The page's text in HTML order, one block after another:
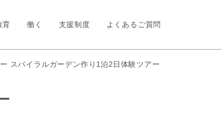
育 働く 支援制度 よくあるご質問
スパイラルガーデン作り1泊2日体験ツアー